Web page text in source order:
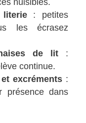
nuisibles.
: petites
les écrasez
de lit :
continue.
excréments:
présence dans